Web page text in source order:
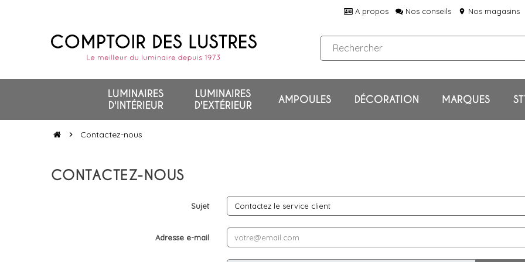
A propos Nos conseils location_on Nos magasins
LUMINAIRES
D'INTÉRIEUR
LUMINAIRES
D'EXTÉRIEUR
AMPOULES DÉCORATION MARQUES
chevron_right Contactez-nous
CONTACTEZ-NOUS
Sujet
Adresse e-mail